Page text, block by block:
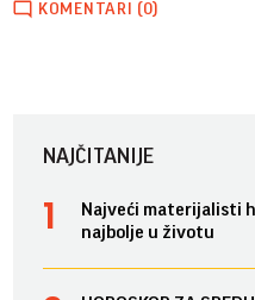
KOMENTARI (0)
NAJČITANIJE
Najveći materijalisti
najbolje u životu